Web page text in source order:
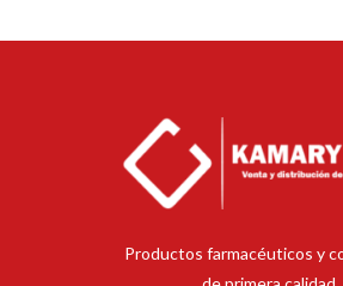
Productos farmacéuticos y